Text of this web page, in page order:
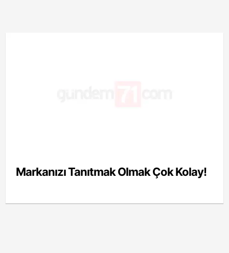
Markanızı Tanıtmak Olmak Çok Kolay!